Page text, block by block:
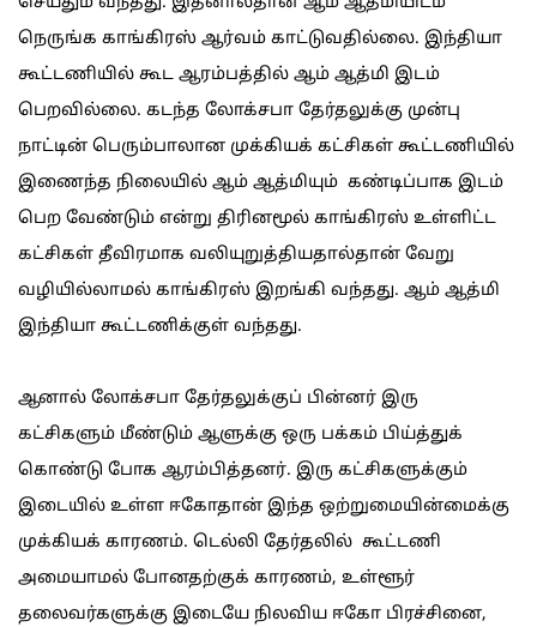
நெருங்க காங்கிரஸ் ஆர்வம் காட்டுவதில்லை. இந்தியா
கூட்டணியில் கூட ஆரம்பத்தில் ஆம் ஆத்மி இடம்
பெறவில்லை. கடந்த லோக்சபா தேர்தலுக்கு முன்பு
நாட்டின் பெரும்பாலான முக்கியக் கட்சிகள் கூட்டணியில்
இணைந்த நிலையில் ஆம் ஆத்மியும் கண்டிப்பாக இடம்
பெற வேண்டும் என்று திரினமூல் காங்கிரஸ் உள்ளிட்ட
கட்சிகள் தீவிரமாக வலியுறுத்தியதால்தான் வேறு
வழியில்லாமல் காங்கிரஸ் இறங்கி வந்தது. ஆம் ஆத்மி
இந்தியா கூட்டணிக்குள் வந்தது.
ஆனால் லோக்சபா தேர்தலுக்குப் பின்னர் இரு
கட்சிகளும் மீண்டும் ஆளுக்கு ஒரு பக்கம் பிய்த்துக்
கொண்டு போக ஆரம்பித்தனர். இரு கட்சிகளுக்கும்
இடையில் உள்ள ஈகோதான் இந்த ஒற்றுமையின்மைக்கு
முக்கியக் காரணம். டெல்லி தேர்தலில் கூட்டணி
அமையாமல் போனதற்குக் காரணம், உள்ளூர்
தலைவர்களுக்கு இடையே நிலவிய ஈகோ பிரச்சினை,